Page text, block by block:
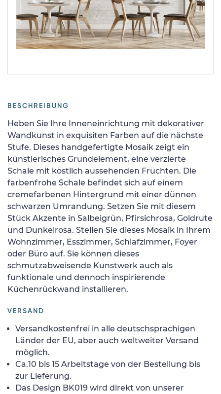
BESCHREIBUNG
Heben Sie Ihre Inneneinrichtung mit dekorativer
Wandkunst in exquisiten Farben auf die nächste
Stufe. Dieses handgefertigte Mosaik zeigt ein
künstlerisches Grundelement, eine verzierte
Schale mit köstlich aussehenden Früchten. Die
farbenfrohe Schale befindet sich auf einem
cremefarbenen Hintergrund mit einer dünnen
schwarzen Umrandung. Setzen Sie mit diesem
Stück Akzente in Salbeigrün, Pfirsichrosa, Goldrute
und Dunkelrosa. Stellen Sie dieses Mosaik in Ihrem
Wohnzimmer, Esszimmer, Schlafzimmer, Foyer
oder Büro auf. Sie können dieses
schmutzabweisende Kunstwerk auch als
funktionale und dennoch inspirierende
Küchenrückwand installieren.
VERSAND
Versandkostenfrei in alle deutschsprachigen
Länder der EU, aber auch weltweiter Versand
möglich.
Ca.10 bis 15 Arbeitstage von der Bestellung bis
zur Lieferung.
Das Design BK019 wird direkt von unserer